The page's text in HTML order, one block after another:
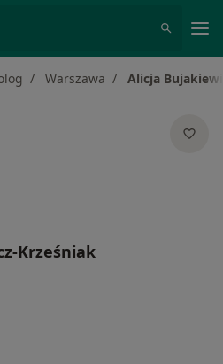
Warszawa Alicja
Krześniak